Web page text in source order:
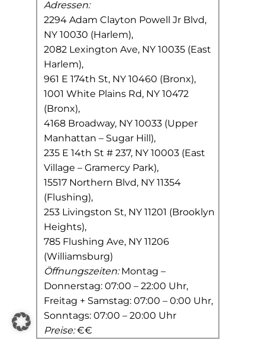
Adressen:
2294 Adam Clayton Powell Jr Blvd,
NY 10030 (Harlem),
2082 Lexington Ave, NY 10035 (East
Harlem),
961 E 174th St, NY 10460 (Bronx),
1001 White Plains Rd, NY 10472
(Bronx),
4168 Broadway, NY 10033 (Upper
Manhattan – Sugar Hill),
235 E 14th St # 237, NY 10003 (East
Village – Gramercy Park),
15517 Northern Blvd, NY 11354
(Flushing),
253 Livingston St, NY 11201 (Brooklyn
Heights),
785 Flushing Ave, NY 11206
(Williamsburg)
Öffnungszeiten:Montag –
Donnerstag: 07:00 – 22:00 Uhr,
Freitag + Samstag: 07:00 – 0:00 Uhr,
Sonntags: 07:00 – 20:00 Uhr
Preise:€€